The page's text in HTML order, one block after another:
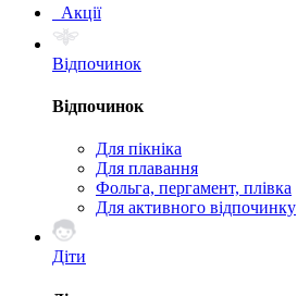
Акції
Відпочинок
Відпочинок
Для пікніка
Для плавання
Фольга, пергамент, плівка
Для активного відпочинку
Діти